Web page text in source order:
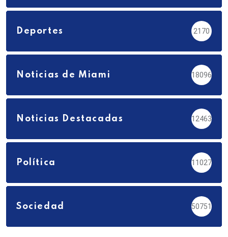
Deportes 2170
Noticias de Miami 18096
Noticias Destacadas 12463
Política 11027
Sociedad 50751